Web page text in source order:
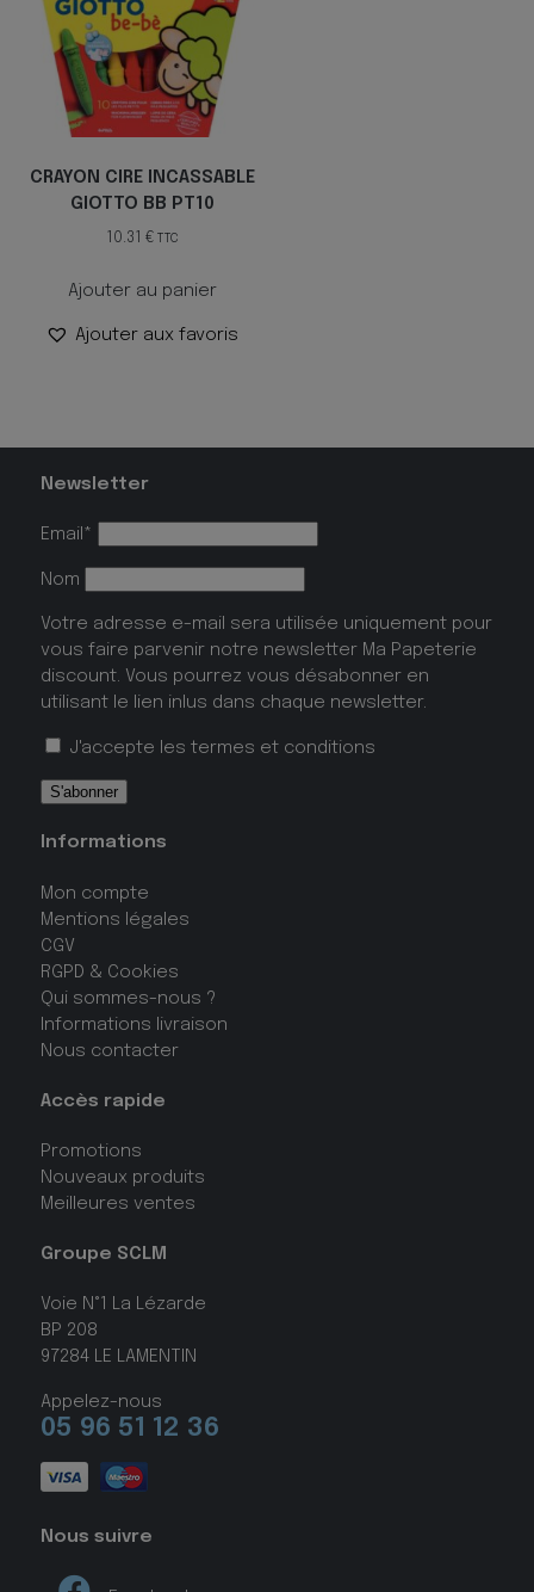
CRAYON CIRE INCASSABLE
GIOTTO BB PT10
10.31 € TTC
Ajouter au panier
Ajouter aux favoris
Newsletter
Email*
Nom
Votre adresse e-mail sera utilisée uniquement pour
vous faire parvenir notre newsletter Ma Papeterie
discount. Vous pourrez vous désabonner en
utilisant le lien inlus dans chaque newsletter.
J'accepte les termes et conditions
Informations
Mon compte
Mentions légales
CGV
RGPD & Cookies
Qui sommes-nous ?
Informations livraison
Nous contacter
Accès rapide
Promotions
Nouveaux produits
Meilleures ventes
Groupe SCLM
Voie N°1 La Lézarde
BP 208
97284 LE LAMENTIN
Appelez-nous
05 96 51 12 36
Nous suivre